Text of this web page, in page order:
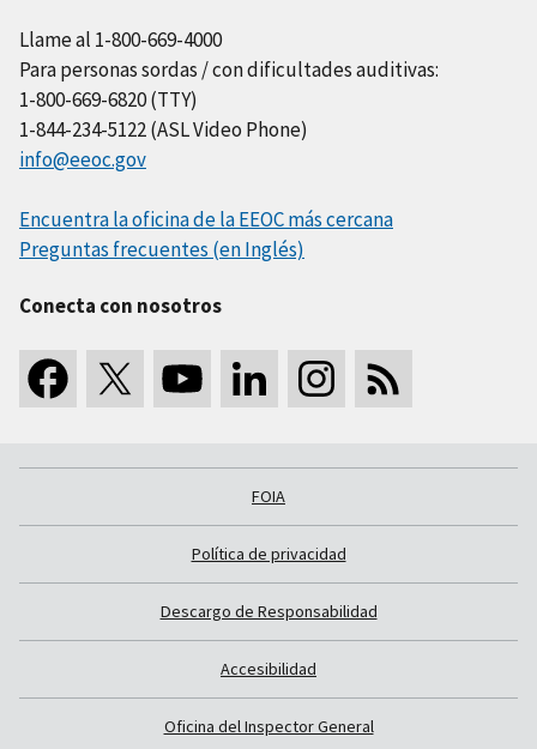
Llame al 1-800-669-4000
Para personas sordas / con dificultades auditivas:
1-800-669-6820 (TTY)
1-844-234-5122 (ASL Video Phone)
info@eeoc.gov
Encuentra la oficina de la EEOC más cercana
Preguntas frecuentes (en Inglés)
Conecta con nosotros
FOIA
Política de privacidad
Descargo de Responsabilidad
Accesibilidad
Oficina del Inspector General